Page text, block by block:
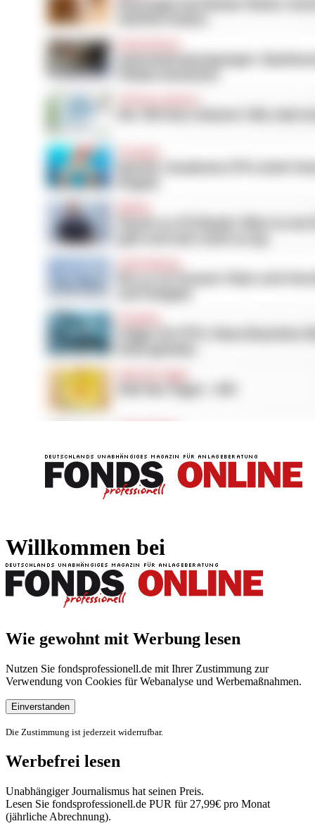
Willkommen bei
Wie gewohnt mit Werbung lesen
Nutzen Sie fondsprofessionell.de mit Ihrer Zustimmung zur
Verwendung von Cookies für Webanalyse und Werbemaßnahmen.
Einverstanden
Die Zustimmung ist jederzeit widerrufbar.
Werbefrei lesen
Unabhängiger Journalismus hat seinen Preis.
Lesen Sie fondsprofessionell.de PUR für 27,99€ pro Monat
(jährliche Abrechnung).